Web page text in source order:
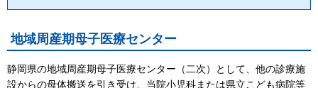
地域周産期母子医療センター
静岡県の地域周産期母子医療センター（二次）として、他の診療施
設からの母体搬送を引き受け、当院小児科または県立こども病院等